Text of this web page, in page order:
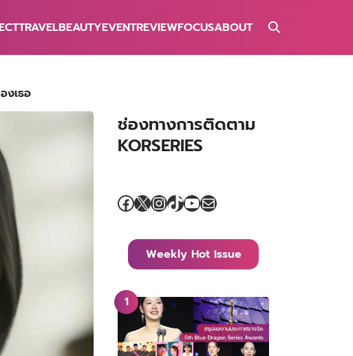
TRAVELBEAUTYEVENTREVIEWFOCUSABOUT
งเธอ
ช่องทางการติดตาม
KORSERIES
Facebook
X Instagram
TikTok
YouTube
Mail
Weekly Hot Issue